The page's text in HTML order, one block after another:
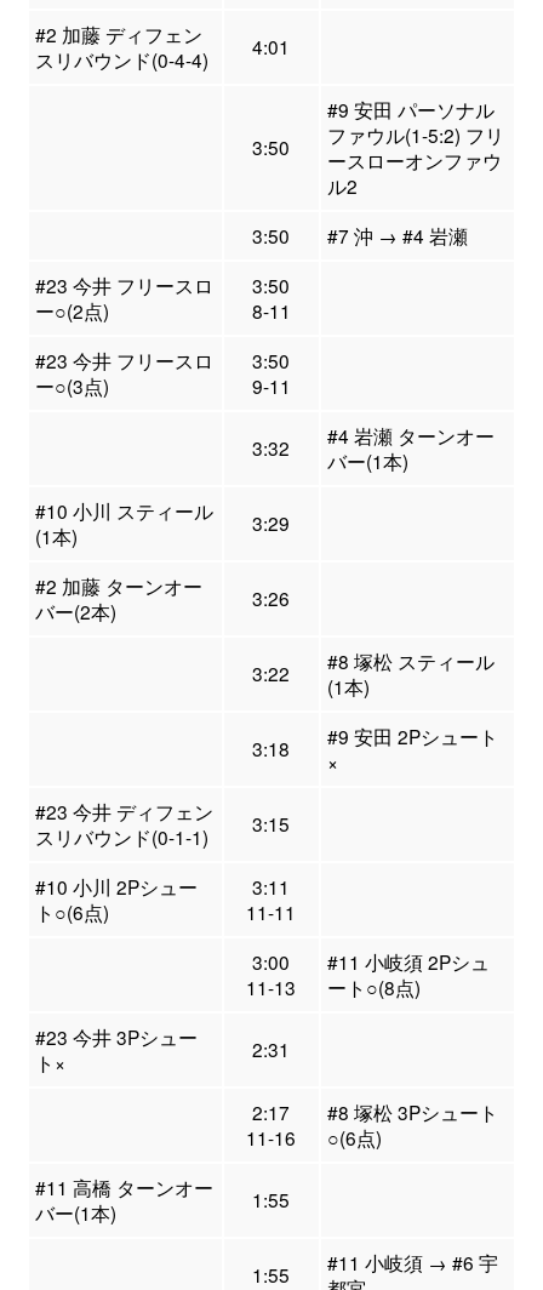
#2 加藤 ディフェン
スリバウンド(0-4-4)
4:01
3:50
#9 安田 パーソナル
ファウル(1-5:2) フリ
ースローオンファウ
ル2
3:50
#7 沖 → #4 岩瀬
#23 今井 フリースロ
ー○(2点)
3:50
8-11
#23 今井 フリースロ
ー○(3点)
3:50
9-11
3:32
#4 岩瀬 ターンオー
バー(1本)
#10 小川 スティール
(1本)
3:29
#2 加藤 ターンオー
バー(2本)
3:26
3:22
#8 塚松 スティール
(1本)
3:18
#9 安田 2Pシュート
×
#23 今井 ディフェン
スリバウンド(0-1-1)
3:15
#10 小川 2Pシュー
ト○(6点)
3:11
11-11
3:00
11-13
#11 小岐須 2Pシュ
ート○(8点)
#23 今井 3Pシュー
ト×
2:31
2:17
11-16
#8 塚松 3Pシュート
○(6点)
#11 高橋 ターンオー
バー(1本)
1:55
1:55
#11 小岐須 → #6 宇